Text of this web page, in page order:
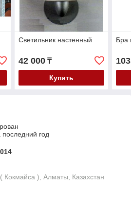
Cветильник настенный
42 000₸
Купить
Бра
год
Кокмайса ), Алматы, Казахстан